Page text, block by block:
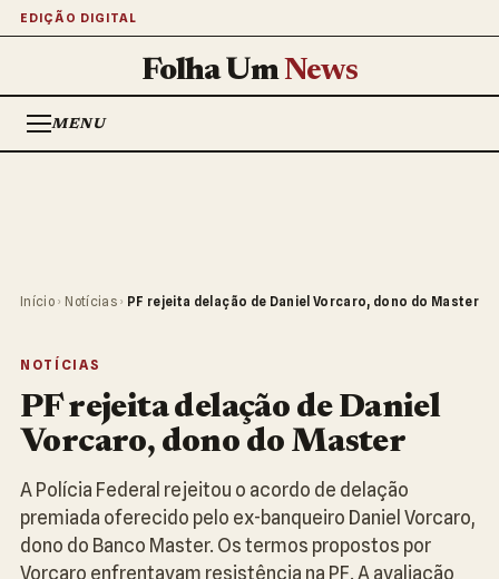
EDIÇÃO DIGITAL
Folha UmNews
MENU
Início › Notícias › PF rejeita delação de Daniel Vorcaro, dono do Master
NOTÍCIAS
PF rejeita delação de Daniel
Vorcaro, dono do Master
A Polícia Federal rejeitou o acordo de delação
premiada oferecido pelo ex-banqueiro Daniel Vorcaro,
dono do Banco Master. Os termos propostos por
Vorcaro enfrentavam resistência na PF. A avaliação